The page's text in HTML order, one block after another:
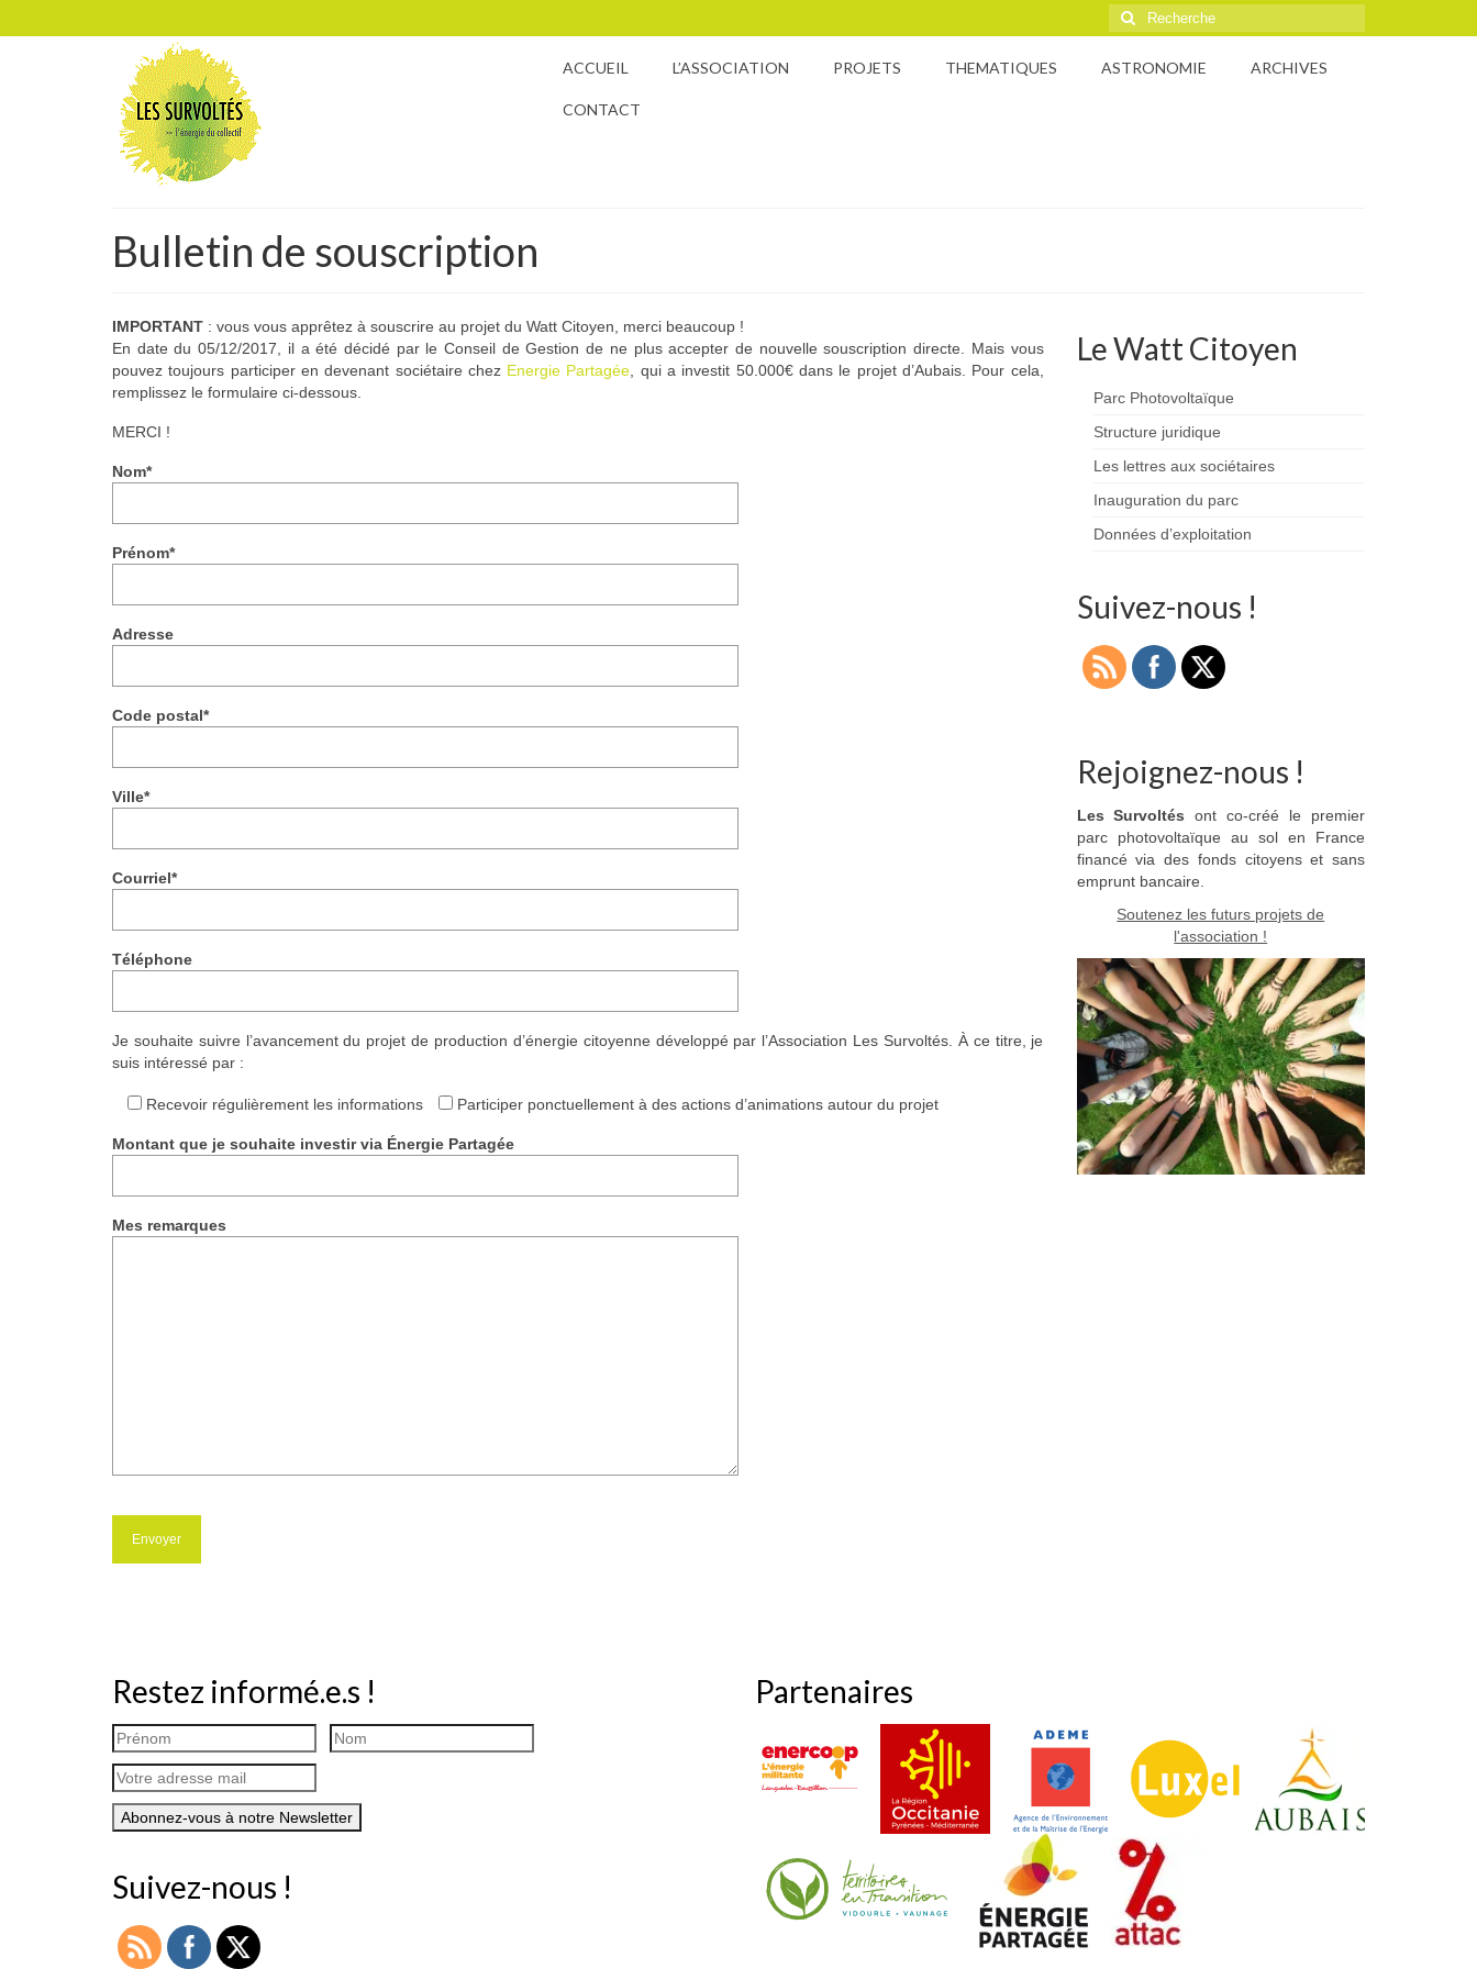
Rechercher
:
ACCUEIL L’ASSOCIATION PROJETS THEMATIQUES ASTRONOMIE ARCHIVES
CONTACT
Bulletin de souscription
IMPORTANT : vous vous apprêtez à souscrire au projet du Watt Citoyen, merci beaucoup !
En date du 05/12/2017, il a été décidé par le Conseil de Gestion de ne plus accepter de nouvelle souscription directe. Mais vous
pouvez toujours participer en devenant sociétaire chez Energie Partagée , qui a investit 50.000€ dans le projet d’Aubais. Pour cela,
remplissez le formulaire ci-dessous.
MERCI !
Nom*
Prénom*
Adresse
Code postal*
Ville*
Courriel*
Téléphone
Je souhaite suivre l’avancement du projet de production d’énergie citoyenne développé par l’Association Les Survoltés. À ce titre, je
suis intéressé par :
Recevoir régulièrement les informations Participer ponctuellement à des actions d’animations autour du projet
Montant que je souhaite investir via Énergie Partagée
Mes remarques
Le Watt Citoyen
Parc Photovoltaïque
Structure juridique
Les lettres aux sociétaires
Inauguration du parc
Données d’exploitation
Suivez-nous !
Rejoignez-nous !
Les Survoltés ont co-créé le premier
parc photovoltaïque au sol en France
financé via des fonds citoyens et sans
emprunt bancaire.
Soutenez les futurs projets de
l'association !
Restez informé.e.s !
Suivez-nous !
Partenaires